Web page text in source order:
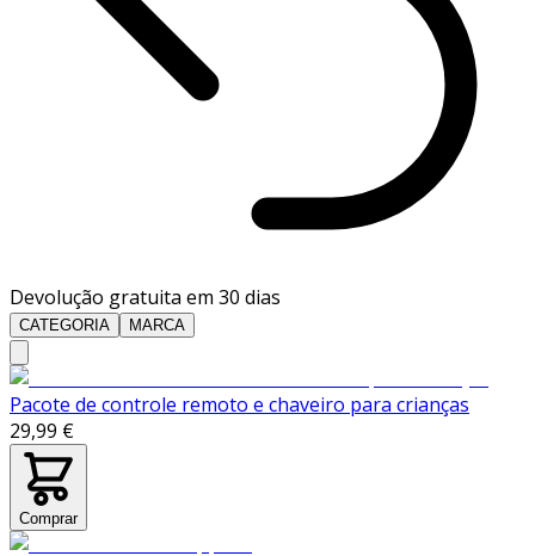
Devolução gratuita em 30 dias
CATEGORIA MARCA
Pacote de controle remoto e chaveiro para crianças
29,99 €
Comprar